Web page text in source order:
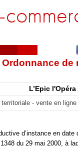
de
L’Epic
- vente en
d’instance en date
du 29 mai 2000, à